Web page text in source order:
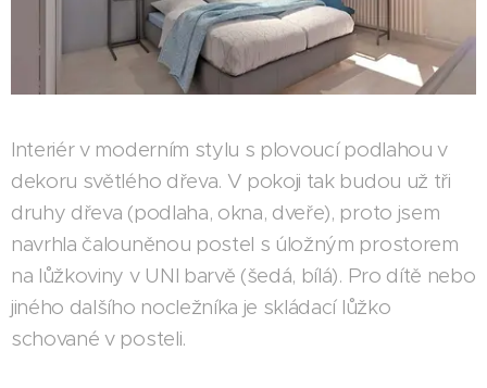
Interiér v moderním stylu s plovoucí podlahou v
dekoru světlého dřeva. V pokoji tak budou už tři
druhy dřeva (podlaha, okna, dveře), proto jsem
navrhla čalouněnou postel s úložným prostorem
na lůžkoviny v UNI barvě (šedá, bílá). Pro dítě nebo
jiného dalšího nocležníka je skládací lůžko
schované v posteli.